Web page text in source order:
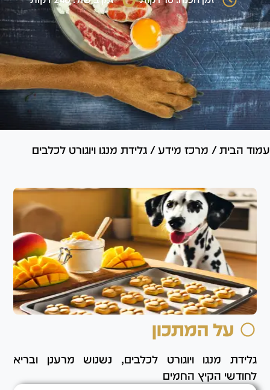
עמוד הבית / מרכז מידע / גלידת מנגו ויוגורט לכלבים
על המתכון
גלידת מנגו ויוגורט לכלבים, נשנוש מרענן ובריא
לחודשי הקיץ החמים